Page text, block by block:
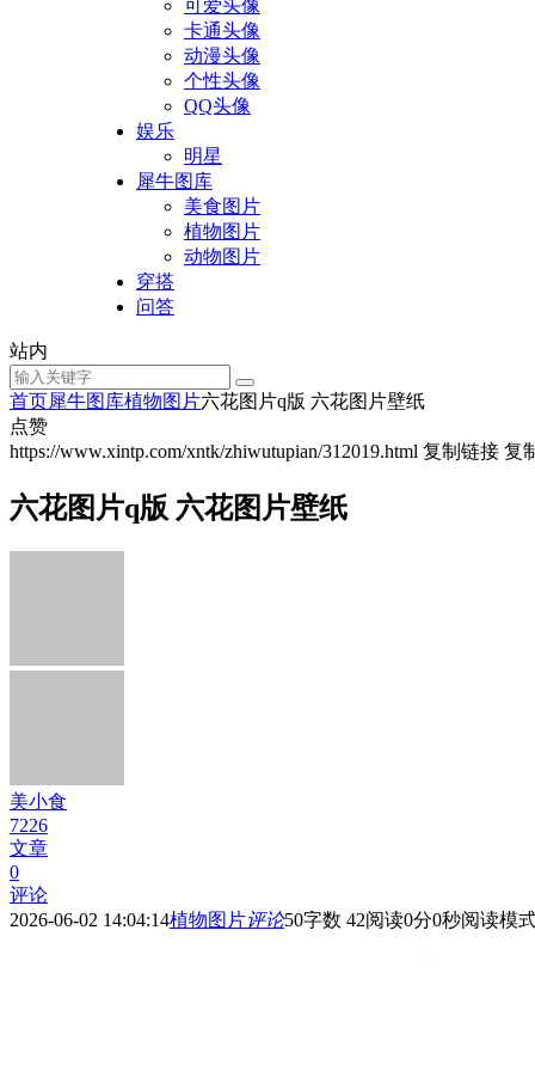
可爱头像
卡通头像
动漫头像
个性头像
QQ头像
娱乐
明星
犀牛图库
美食图片
植物图片
动物图片
穿搭
问答
站内
首页犀牛图库植物图片六花图片q版 六花图片壁纸
点赞
https://www.xintp.com/xntk/zhiwutupian/312019.html 复制链接 复
六花图片q版 六花图片壁纸
美小食
7226
文章
0
评论
2026-06-02 14:04:14植物图片评论50字数 42阅读0分0秒阅读模